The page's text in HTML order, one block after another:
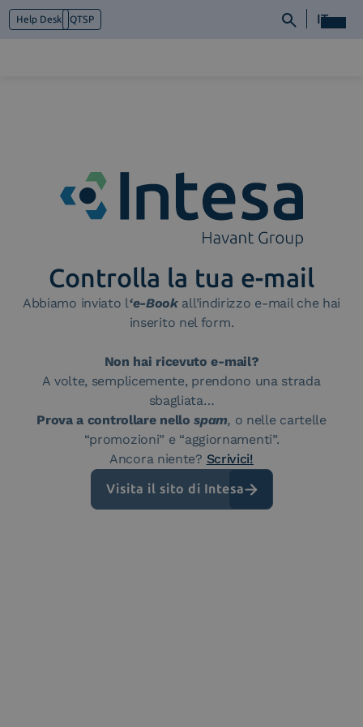
Help Desk QTSP IT
Industry
News e Media
Controlla la tua e-mail
Abbiamo inviato l‘e-Bookall’indirizzo e-mail che hai
inserito nel form.
Non hai ricevuto e-mail?
A volte, semplicemente, prendono una strada
sbagliata…
Prova a controllare nellospam, o nelle cartelle
“promozioni” e “aggiornamenti”.
Ancora niente? Scrivici!
Visita il sito di Intesa